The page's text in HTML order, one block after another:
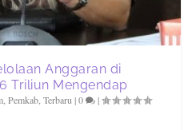
Anggaran di
Triliun Mengendap
,Pemkab ,Terbaru |0 |